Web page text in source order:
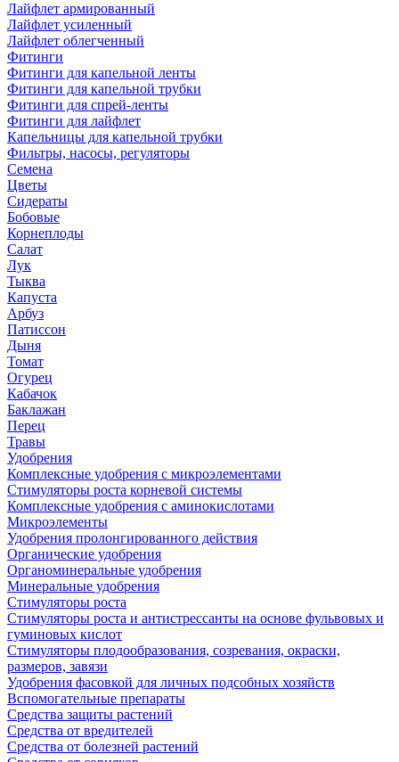
Лайфлет армированный
Лайфлет усиленный
Лайфлет облегченный
Фитинги
Фитинги для капельной ленты
Фитинги для капельной трубки
Фитинги для спрей-ленты
Фитинги для лайфлет
Капельницы для капельной трубки
Фильтры, насосы, регуляторы
Семена
Цветы
Сидераты
Бобовые
Корнеплоды
Салат
Лук
Тыква
Капуста
Арбуз
Патиссон
Дыня
Томат
Огурец
Кабачок
Баклажан
Перец
Травы
Удобрения
Комплексные удобрения с микроэлементами
Стимуляторы роста корневой системы
Комплексные удобрения с аминокислотами
Микроэлементы
Удобрения пролонгированного действия
Органические удобрения
Органоминеральные удобрения
Минеральные удобрения
Стимуляторы роста
Стимуляторы роста и антистрессанты на основе фульвовых и
гуминовых кислот
Стимуляторы плодообразования, созревания, окраски,
размеров, завязи
Удобрения фасовкой для личных подсобных хозяйств
Вспомогательные препараты
Средства защиты растений
Средства от вредителей
Средства от болезней растений